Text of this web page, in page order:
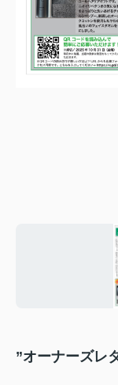
”オーナーズレ